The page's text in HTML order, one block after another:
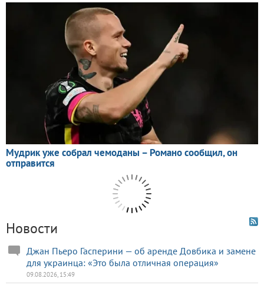
Новости
Джан Пьеро Гасперини — об аренде Довбика и замене
для украинца: «Это была отличная операция»
09.08.2026, 15:49